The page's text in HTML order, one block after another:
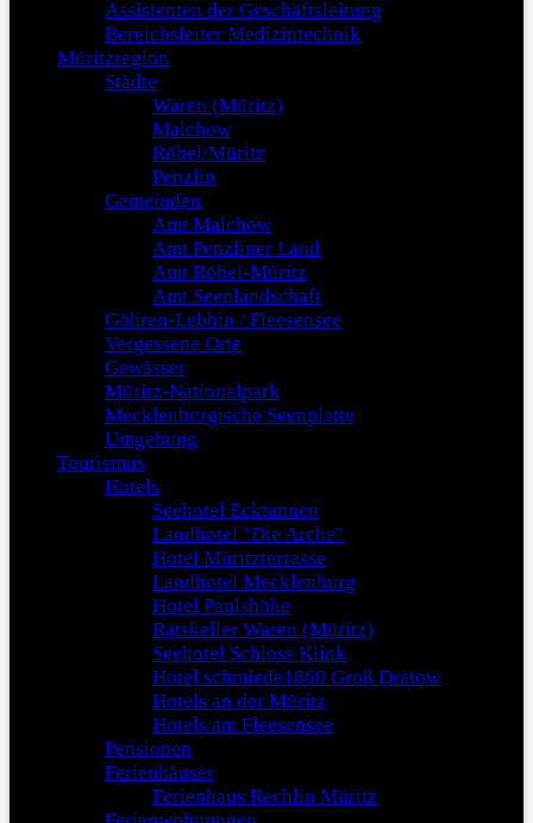
Assistenten der Geschäftsleitung
Bereichsleiter Medizintechnik
Müritzregion
Städte
Waren (Müritz)
Malchow
Röbel/Müritz
Penzlin
Gemeinden
Amt Malchow
Amt Penzliner Land
Amt Röbel-Müritz
Amt Seenlandschaft
Göhren-Lebbin / Fleesensee
Vergessene Orte
Gewässer
Müritz-Nationalpark
Mecklenburgische Seenplatte
Umgebung
Tourismus
Hotels
Seehotel Ecktannen
Landhotel "Die Arche"
Hotel Müritzterrasse
Landhotel Mecklenburg
Hotel Paulshöhe
Ratskeller Waren (Müritz)
Seehotel Schloss Klink
Hotel schmiede1860 Groß Dratow
Hotels an der Müritz
Hotels am Fleesensee
Pensionen
Ferienhäuser
Ferienhaus Rechlin Müritz